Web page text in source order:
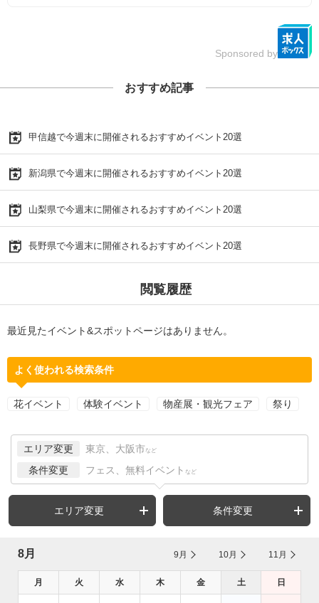
Sponsored by
おすすめ記事
甲信越で今週末に開催されるおすすめイベント20選
新潟県で今週末に開催されるおすすめイベント20選
山梨県で今週末に開催されるおすすめイベント20選
長野県で今週末に開催されるおすすめイベント20選
閲覧履歴
最近見たイベント&スポットページはありません。
よく使われる検索条件
花イベント 体験イベント 物産展・観光フェア 祭り
エリア変更 東京、大阪市 など
条件変更 フェス、無料イベント など
エリア変更 条件変更
8月 9月 10月 11月
月 火 水 木 金 土 日